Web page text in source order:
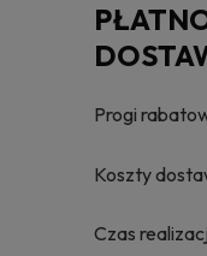
Progi
Koszty
Czas